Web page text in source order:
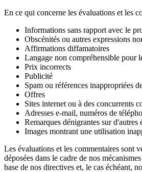
En ce qui concerne les évaluations et les
Informations sans rapport avec le
Obscénités ou autres expressions
Affirmations diffamatoires
Langage non compréhensible pour
Prix incorrects
Publicité
Spam ou références inappropriées
Offres
Sites internet ou à des concurrents
Adresses e-mail, numéros de
Remarques dénigrantes sur
Images montrant une utilisation
Les évaluations et les commentaires sont
déposées dans le cadre de nos
base de nos directives et, le cas échéant,